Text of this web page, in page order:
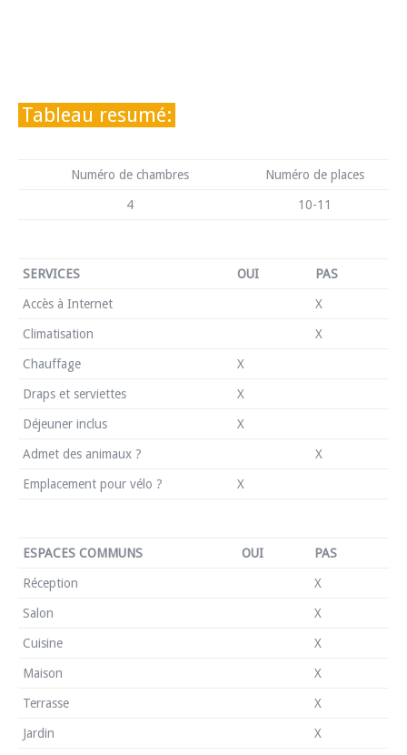
Tableau resumé:
Numéro de chambres Numéro de places
4 10-11
SERVICES OUI PAS
Accès à Internet X
Climatisation X
Chauffage X
Draps et serviettes X
Déjeuner inclus X
Admet des animaux ? X
Emplacement pour vélo ? X
ESPACES COMMUNS OUI PAS
Réception X
Salon X
Cuisine X
Maison X
Terrasse X
Jardin X